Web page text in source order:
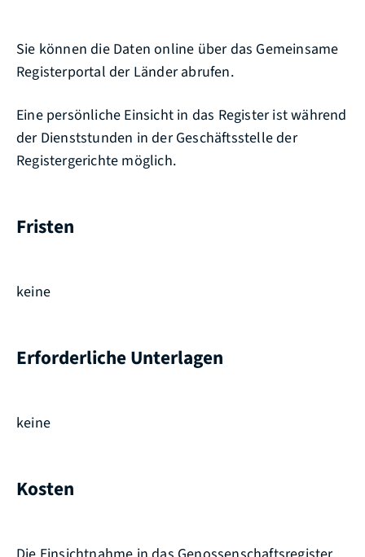
Sie können die Daten online über das Gemeinsame
Registerportal der Länder abrufen.
Eine persönliche Einsicht in das Register ist während
der Dienststunden in der Geschäftsstelle der
Registergerichte möglich.
Fristen
keine
Erforderliche Unterlagen
keine
Kosten